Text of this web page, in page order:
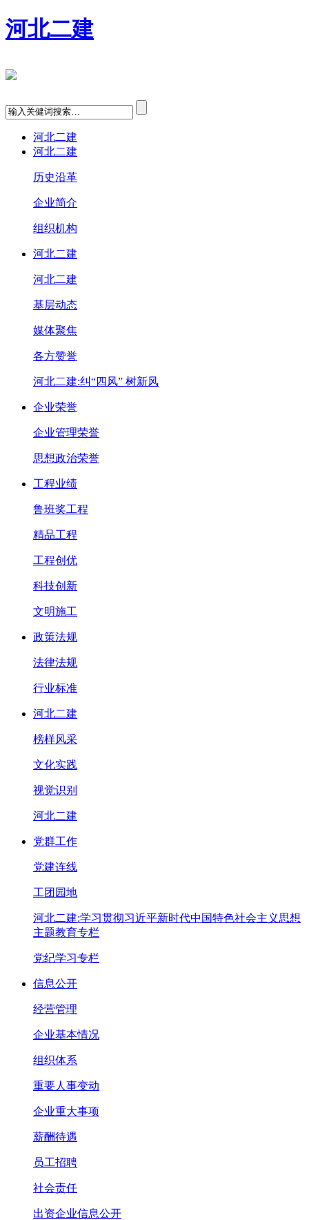
河北二建
河北二建
河北二建
历史沿革
企业简介
组织机构
河北二建
河北二建
基层动态
媒体聚焦
各方赞誉
河北二建:纠“四风” 树新风
企业荣誉
企业管理荣誉
思想政治荣誉
工程业绩
鲁班奖工程
精品工程
工程创优
科技创新
文明施工
政策法规
法律法规
行业标准
河北二建
榜样风采
文化实践
视觉识别
河北二建
党群工作
党建连线
工团园地
河北二建:学习贯彻习近平新时代中国特色社会主义思想
主题教育专栏
党纪学习专栏
信息公开
经营管理
企业基本情况
组织体系
重要人事变动
企业重大事项
薪酬待遇
员工招聘
社会责任
出资企业信息公开